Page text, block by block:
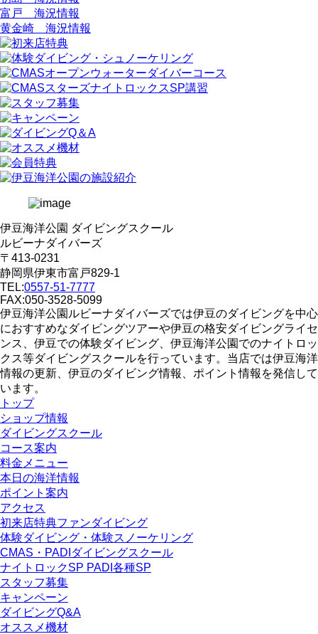
富戸 海況情報
黄金崎 海況情報
伊豆海洋公園 ダイビングスクール
ルビーナダイバーズ
〒413-0231
静岡県伊東市富戸829-1
TEL:0557-51-7777
FAX:050-3528-5099
伊豆海洋公園ルビーナダイバーズでは伊豆のダイビングを中心
におすすめなダイビングツアーや伊豆の格安ダイビングライセ
ンス、伊豆での体験ダイビング、伊豆海洋公園でのナイトロッ
クス等ダイビングスクールを行っています。当店では伊豆海洋
情報の更新、伊豆のダイビング情報、ポイント情報を発信して
います。
トップ
ショップ情報
ダイビングスクール
コース案内
料金メニュー
本日の海洋情報
ポイント案内
アクセス
初来店特典ファンダイビング
体験ダイビング・体験スノーケリング
CMAS・PADIダイビングスクール
ナイトロックSP PADI各種SP
スタッフ募集
キャンペーン
ダイビングQ&A
オススメ機材